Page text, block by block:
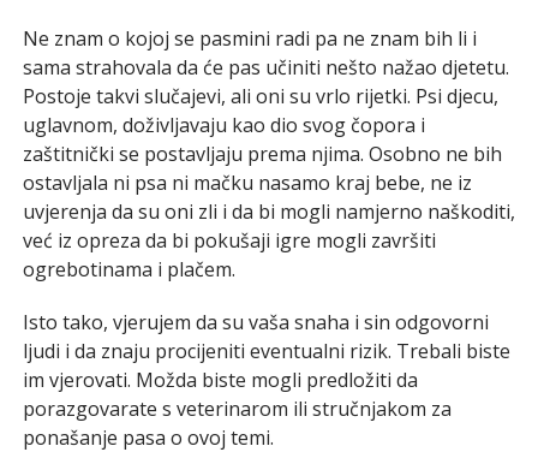
Ne znam o kojoj se pasmini radi pa ne znam bih li i
sama strahovala da će pas učiniti nešto nažao djetetu.
Postoje takvi slučajevi, ali oni su vrlo rijetki. Psi djecu,
uglavnom, doživljavaju kao dio svog čopora i
zaštitnički se postavljaju prema njima. Osobno ne bih
ostavljala ni psa ni mačku nasamo kraj bebe, ne iz
uvjerenja da su oni zli i da bi mogli namjerno naškoditi,
već iz opreza da bi pokušaji igre mogli završiti
ogrebotinama i plačem.
Isto tako, vjerujem da su vaša snaha i sin odgovorni
ljudi i da znaju procijeniti eventualni rizik. Trebali biste
im vjerovati. Možda biste mogli predložiti da
porazgovarate s veterinarom ili stručnjakom za
ponašanje pasa o ovoj temi.